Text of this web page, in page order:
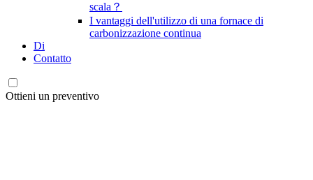
scala？
I vantaggi dell'utilizzo di una fornace di
carbonizzazione continua
Di
Contatto
Ottieni un preventivo